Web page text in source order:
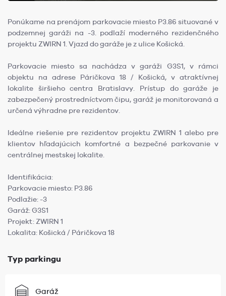
Ponúkame na prenájom parkovacie miesto P3.86 situované v
podzemnej garáži na -3. podlaží moderného rezidenčného
projektu ZWIRN 1. Vjazd do garáže je z ulice Košická.
Parkovacie miesto sa nachádza v garáži G3S1, v rámci
objektu na adrese Páričkova 18 / Košická, v atraktívnej
lokalite širšieho centra Bratislavy. Prístup do garáže je
zabezpečený prostredníctvom čipu, garáž je monitorovaná a
určená výhradne pre rezidentov.
Ideálne riešenie pre rezidentov projektu ZWIRN 1 alebo pre
klientov hľadajúcich komfortné a bezpečné parkovanie v
centrálnej mestskej lokalite.
Identifikácia:
Parkovacie miesto: P3.86
Podlažie: -3
Garáž: G3S1
Projekt: ZWIRN 1
Lokalita: Košická / Páričkova 18
Typ parkingu
Garáž